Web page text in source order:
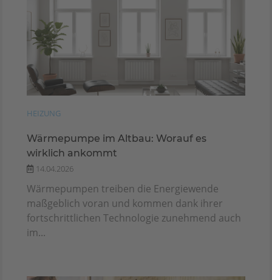
HEIZUNG
Wärmepumpe im Altbau: Worauf es
wirklich ankommt
14.04.2026
Wärmepumpen treiben die Energiewende
maßgeblich voran und kommen dank ihrer
fortschrittlichen Technologie zunehmend auch
im...